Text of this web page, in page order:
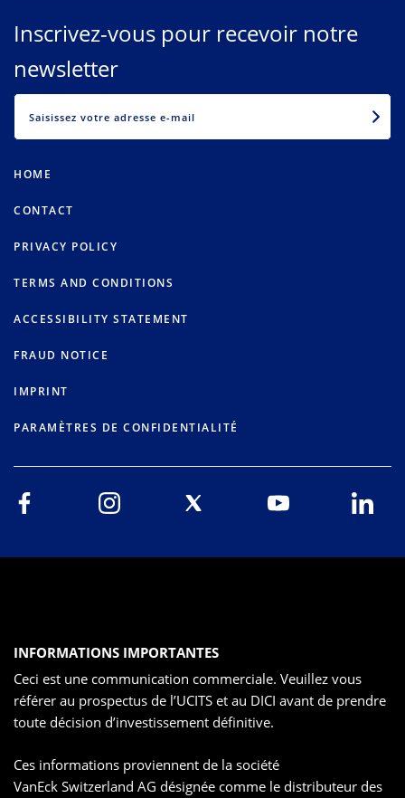
Inscrivez-vous pour recevoir notre
newsletter
HOME
CONTACT
PRIVACY POLICY
TERMS AND CONDITIONS
ACCESSIBILITY STATEMENT
FRAUD NOTICE
IMPRINT
PARAMÈTRES DE CONFIDENTIALITÉ
INFORMATIONS IMPORTANTES
Ceci est une communication commerciale. Veuillez vous
référer au prospectus de l’UCITS et au DICI avant de prendre
toute décision d’investissement définitive.
Ces informations proviennent de la société
VanEck Switzerland AG désignée comme le distributeur des